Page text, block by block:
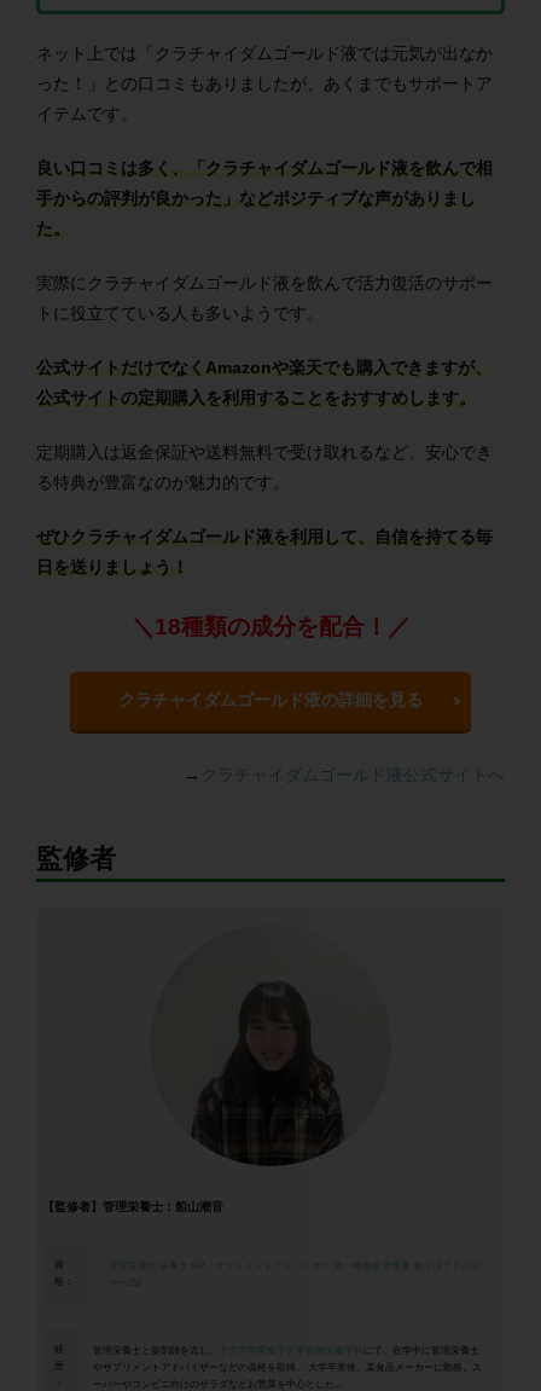
ネット上では「クラチャイダムゴールド液では元気が出なか
った！」との口コミもありましたが、あくまでもサポートア
イテムです。
良い口コミは多く、「クラチャイダムゴールド液を飲んで相
手からの評判が良かった」などポジティブな声がありまし
た。
実際にクラチャイダムゴールド液を飲んで活力復活のサポー
トに役立てている人も多いようです。
公式サイトだけでなくAmazonや楽天でも購入できますが、
公式サイトの定期購入を利用することをおすすめします。
定期購入は返金保証や送料無料で受け取れるなど、安心でき
る特典が豊富なのが魅力的です。
ぜひクラチャイダムゴールド液を利用して、自信を持てる毎
日を送りましょう！
＼18種類の成分を配合！／
クラチャイダムゴールド液の詳細を見る
→ クラチャイダムゴールド液公式サイトへ
監修者
【監修者】管理栄養士：船山潮音
格：
NR・サプリメントアドバイザー
経
歴
管理栄養士と薬剤師を志し、
にて、在学中に管理栄養士
やサプリメントアドバイザーなどの資格を取得。 大学卒業後、某食品メーカーに勤務。ス
ーパーやコンビニ向けのサラダなどお惣菜を中心とした...